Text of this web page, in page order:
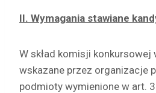
II. Wymagania stawiane
W skład komisji konkursowej
wskazane przez organizacje
podmioty wymienione w art.